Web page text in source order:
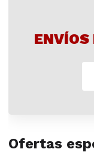
ENVÍOS
Ofertas